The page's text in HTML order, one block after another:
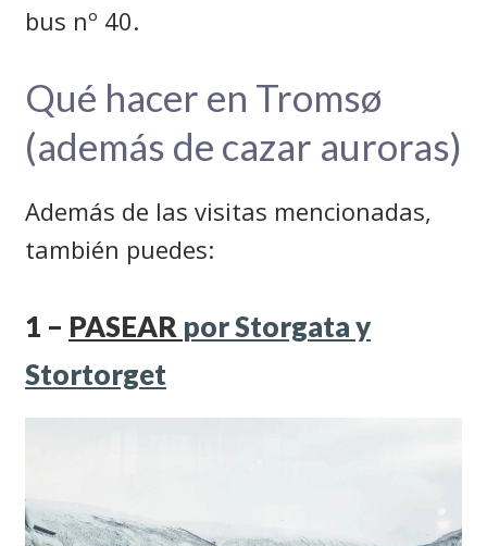
bus nº 40.
Qué hacer en Tromsø
(además de cazar auroras)
Además de las visitas mencionadas,
también puedes:
1 – PASEAR por Storgata y
Stortorget